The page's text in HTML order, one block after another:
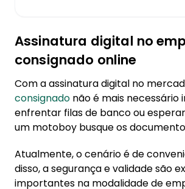
Assinatura digital no
consignado online
Com a assinatura digital no
consignado não é mais necessário
enfrentar filas de banco ou
um motoboy busque os
Atualmente, o cenário é de
disso, a segurança e validade são
importantes na modalidade de